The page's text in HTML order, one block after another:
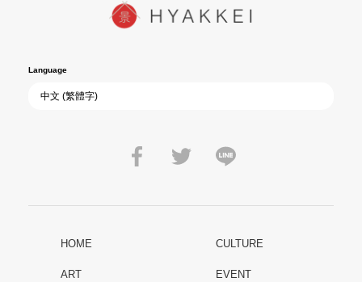
Language
HOME CULTURE
ART EVENT